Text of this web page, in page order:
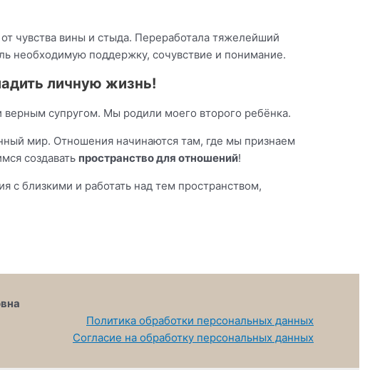
чувства вины и стыда. Переработала тяжелейший
необходимую поддержку, сочувствие и понимание.
личную жизнь!
верным супругом. Мы родили моего второго ребёнка.
мир. Отношения начинаются там, где мы признаем
создавать пространство для отношений!
с близкими и работать над тем пространством,
Политика обработки персональных данных
Согласие на обработку персональных данных